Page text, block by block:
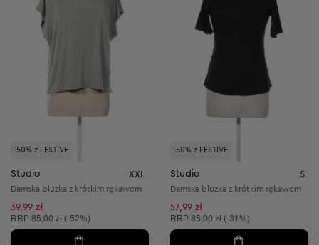
-50% z FESTIVE
Studio XXL
Damska bluzka z krótkim rękawem
39,99 zł
Cena sugerowana:
RRP 85,00 zł (-52%)
-50% z FESTIVE
Studio S
Damska bluzka z krótkim rękawem
57,99 zł
Cena sugerowana:
RRP 85,00 zł (-31%)